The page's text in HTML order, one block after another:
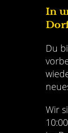
In
Du
Wir